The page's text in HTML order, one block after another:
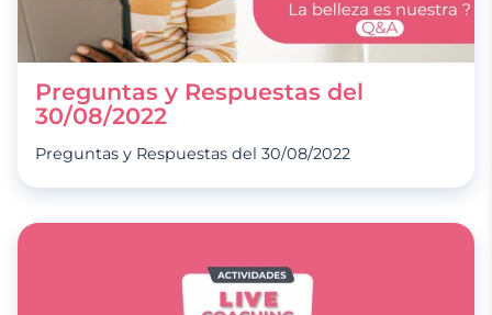
Preguntas y Respuestas del
30/08/2022
Preguntas y Respuestas del 30/08/2022